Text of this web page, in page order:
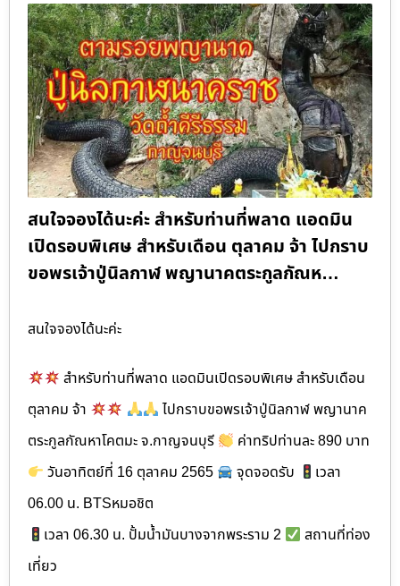
สนใจจองได้นะค่ะ สำหรับท่านที่พลาด แอดมิน
เปิดรอบพิเศษ สำหรับเดือน ตุลาคม จ้า ไปกราบ
ขอพรเจ้าปู่นิลกาฬ พญานาคตระกูลกัณห…
สนใจจองได้นะค่ะ
สำหรับท่านที่พลาด แอดมินเปิดรอบพิเศษ สำหรับเดือน
ตุลาคม จ้า
ไปกราบขอพรเจ้าปู่นิลกาฬ พญานาค
ตระกูลกัณหาโคตมะ จ.กาญจนบุรี
ค่าทริปท่านละ 890 บาท
วันอาทิตย์ที่ 16 ตุลาคม 2565
จุดจอดรับ
เวลา
06.00 น. BTSหมอชิต
เวลา 06.30 น. ปั้มน้ำมันบางจากพระราม 2
สถานที่ท่อง
เที่ยว